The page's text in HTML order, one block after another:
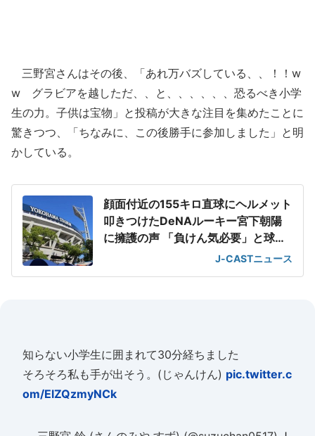
三野宮さんはその後、「あれ万バズしている、、！！w
w グラビアを越しただ、、と、、、、、、恐るべき小学
生の力。子供は宝物」と投稿が大きな注目を集めたことに
驚きつつ、「ちなみに、この後勝手に参加しました」と明
かしている。
顔面付近の155キロ直球にヘルメット
叩きつけたDeNAルーキー宮下朝陽
に擁護の声 「負けん気必要」と球団
J-CASTニュース
知らない小学生に囲まれて30分経ちました
そろそろ私も手が出そう。(じゃんけん) pic.twitter.c
om/ElZQzmyNCk